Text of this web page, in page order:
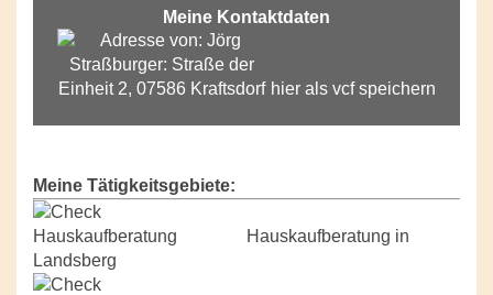
Meine Kontaktdaten
hier als vcf speichern
Meine Tätigkeitsgebiete:
Hauskaufberatung in
Landsberg